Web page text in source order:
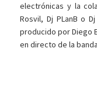
electrónicas y la
Rosvil, Dj PLanB o
producido por Diego
en directo de la